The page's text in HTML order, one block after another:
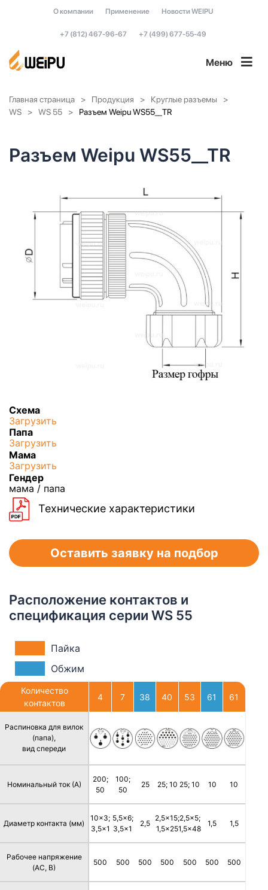
О компании Применение Новости WEIPU
+7 (812) 467-96-67 +7 (499) 677-55-49
Меню
Главная страница Продукция
Круглые разъемы
WS
WS 55 Разъем Weipu WS55__TR
Разъем Weipu WS55__TR
Схема
Загрузить
Папа
Загрузить
Мама
Загрузить
Гендер
мама / папа
Технические характеристики
Оставить заявку на подбор
Расположение контактов и
спецификация серии WS 55
Пайка
Обжим
Количество
контактов
Распиновка для вилок
(папа),
вид спереди
Номинальный ток (А)
Диаметр контакта (мм)
Рабочее напряжение
(AC, В)
4
200;
50
10x3;
3,5x1
500
7
100;
50
5,5x6;
3,5x1
500
38
25
2,5
500
40
25; 10
2,5x15;
1,5x25
500
53
25; 10
2,5x5;
1,5x48
500
61
10
1,5
500
61
10
1,5
500